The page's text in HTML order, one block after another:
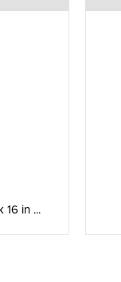
16 in ...